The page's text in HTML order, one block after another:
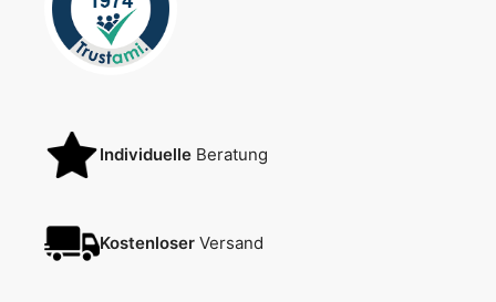
Individuelle Beratung
Kostenloser Versand